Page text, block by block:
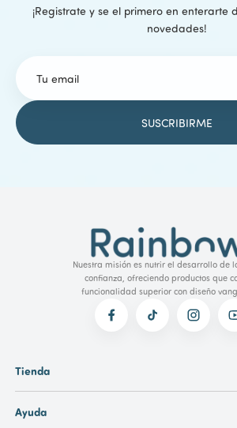
¡Registrate y se el primero en enterarte
novedades!
Nuestra misión es nutrir el desarrollo de
confianza, ofreciendo productos que
funcionalidad superior con diseño
Tienda
Ayuda